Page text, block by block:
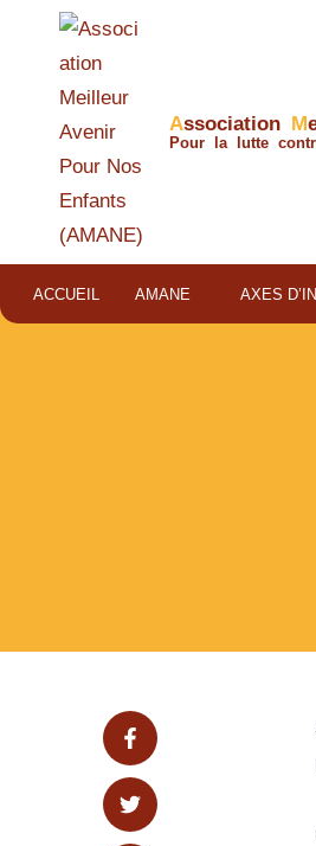
Association M
Pour la lutte
ACCUEIL AMANE AXES